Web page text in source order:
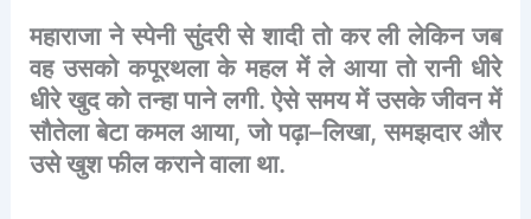
महाराजा ने स्पेनी सुंदरी से शादी तो कर ली लेकिन जब
वह उसको कपूरथला के महल में ले आया तो रानी धीरे
धीरे खुद को तन्हा पाने लगी.ऐसे समय में उसके जीवन में
सौतेला बेटा कमल आया,जो पढ़ा–लिखा,समझदार और
उसेखुशफीलकरानेवाला था.